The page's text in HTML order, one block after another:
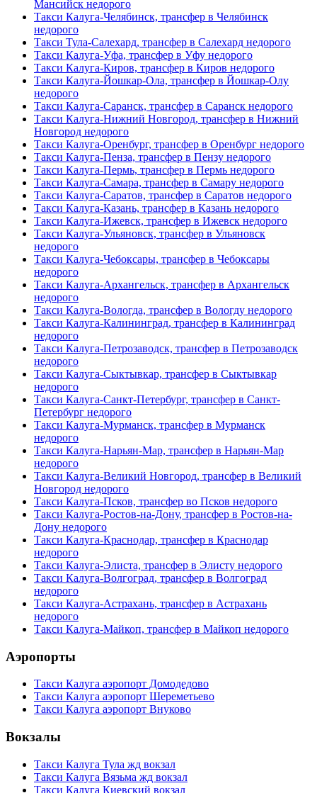
Мансийск недорого
Такси Калуга-Челябинск, трансфер в Челябинск
недорого
Такси Тула-Салехард, трансфер в Салехард недорого
Такси Калуга-Уфа, трансфер в Уфу недорого
Такси Калуга-Киров, трансфер в Киров недорого
Такси Калуга-Йошкар-Ола, трансфер в Йошкар-Олу
недорого
Такси Калуга-Саранск, трансфер в Саранск недорого
Такси Калуга-Нижний Новгород, трансфер в Нижний
Новгород недорого
Такси Калуга-Оренбург, трансфер в Оренбург недорого
Такси Калуга-Пенза, трансфер в Пензу недорого
Такси Калуга-Пермь, трансфер в Пермь недорого
Такси Калуга-Самара, трансфер в Самару недорого
Такси Калуга-Саратов, трансфер в Саратов недорого
Такси Калуга-Казань, трансфер в Казань недорого
Такси Калуга-Ижевск, трансфер в Ижевск недорого
Такси Калуга-Ульяновск, трансфер в Ульяновск
недорого
Такси Калуга-Чебоксары, трансфер в Чебоксары
недорого
Такси Калуга-Архангельск, трансфер в Архангельск
недорого
Такси Калуга-Вологда, трансфер в Вологду недорого
Такси Калуга-Калининград, трансфер в Калининград
недорого
Такси Калуга-Петрозаводск, трансфер в Петрозаводск
недорого
Такси Калуга-Сыктывкар, трансфер в Сыктывкар
недорого
Такси Калуга-Санкт-Петербург, трансфер в Санкт-
Петербург недорого
Такси Калуга-Мурманск, трансфер в Мурманск
недорого
Такси Калуга-Нарьян-Мар, трансфер в Нарьян-Мар
недорого
Такси Калуга-Великий Новгород, трансфер в Великий
Новгород недорого
Такси Калуга-Псков, трансфер во Псков недорого
Такси Калуга-Ростов-на-Дону, трансфер в Ростов-на-
Дону недорого
Такси Калуга-Краснодар, трансфер в Краснодар
недорого
Такси Калуга-Элиста, трансфер в Элисту недорого
Такси Калуга-Волгоград, трансфер в Волгоград
недорого
Такси Калуга-Астрахань, трансфер в Астрахань
недорого
Такси Калуга-Майкоп, трансфер в Майкоп недорого
Аэропорты
Такси Калуга аэропорт Домодедово
Такси Калуга аэропорт Шереметьево
Такси Калуга аэропорт Внуково
Вокзалы
Такси Калуга Тула жд вокзал
Такси Калуга Вязьма жд вокзал
Такси Калуга Киевский вокзал